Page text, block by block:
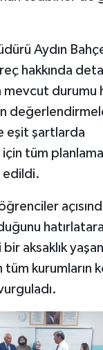
Aydın
hakkında
mevcut durumu
eşit şartlarda
tüm
edildi.
aksaklık
tüm kurumların